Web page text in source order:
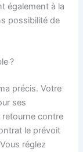
également à la
possibilité de
?
précis. Votre
ses
contre
le prévoit
réglez